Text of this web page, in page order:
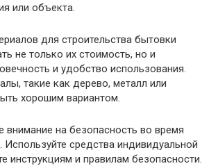
или объекта.
для строительства бытовки
не только их стоимость, но и
и удобство использования.
такие как дерево, металл или
хорошим вариантом.
внимание на безопасность во время
средства индивидуальной
инструкциям и правилам безопасности.